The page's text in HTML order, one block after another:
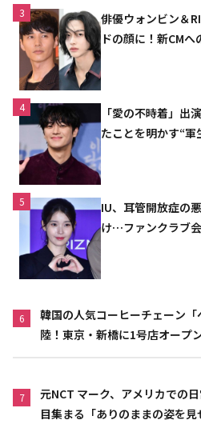
3
俳優ウォンビン＆
ドの顔に！新CMへ
4
「愛の不時着」出
たことを明かす“
5
IU、耳管開放症の
け…ファンクラブ
6
韓国の人気コーヒーチェーン
陸！東京・新橋に1号店オープ
7
元NCT マーク、アメリカでの
目集まる「ありのままの姿を見